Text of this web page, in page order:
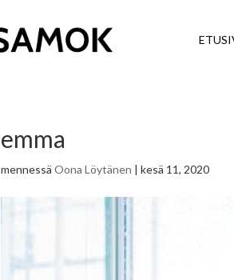
emma
mennessäOona Löytänen |kesä 11, 2020